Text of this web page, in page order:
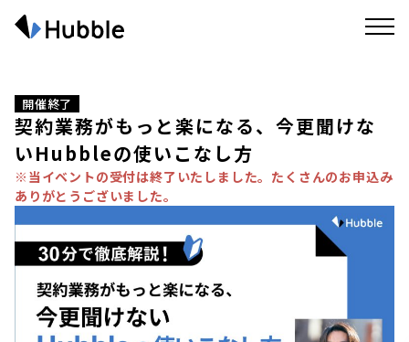
開催終了
契約業務がもっと楽になる、今更聞けな
いHubbleの使いこなし方
※当イベントの受付は終了いたしました。たくさんのお申込み
ありがとうございました。